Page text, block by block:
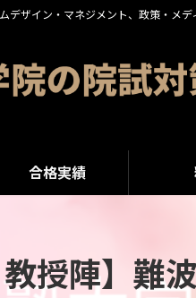
デザイン・マネジメント、政策・メ
合格実績
授陣】難